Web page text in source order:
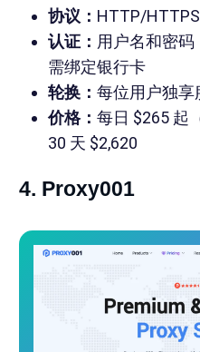
协议： HTTP/HTTPS
认证： 用户名和密
需绑定银行卡
轮换： 每位用户独享
价格： 每日 $265 起
30 天 $2,620
4. Proxy001